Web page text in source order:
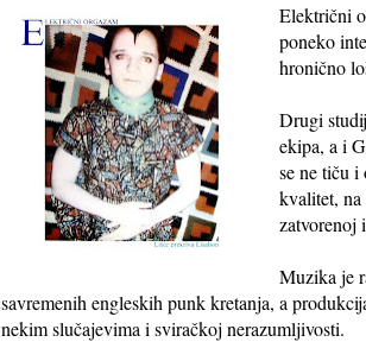
Električni
poneko
hronično
Drugi
ekipa, a i
se ne tiču
kvalitet, na
zatvorenoj
Muzika je
savremenih engleskih punk kretanja, a
nekim slučajevima i sviračkoj nerazumljivosti.